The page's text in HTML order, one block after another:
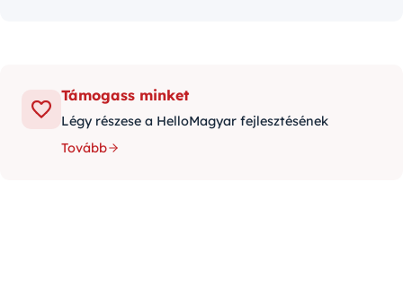
Támogass minket
Légy részese a HelloMagyar fejlesztésének
Tovább